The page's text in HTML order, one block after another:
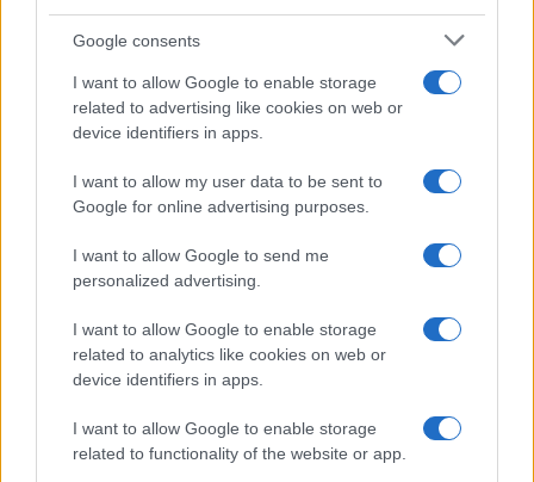
Google consents
I want to allow Google to enable storage
related to advertising like cookies on web or
device identifiers in apps.
I want to allow my user data to be sent to
Google for online advertising purposes.
I want to allow Google to send me
personalized advertising.
I want to allow Google to enable storage
related to analytics like cookies on web or
device identifiers in apps.
I want to allow Google to enable storage
related to functionality of the website or app.
Guía completa para cruzar fronteras terrestres con
Lucía Marín · 9 Ago 2026
CONSEJOS PARA VIAJAR